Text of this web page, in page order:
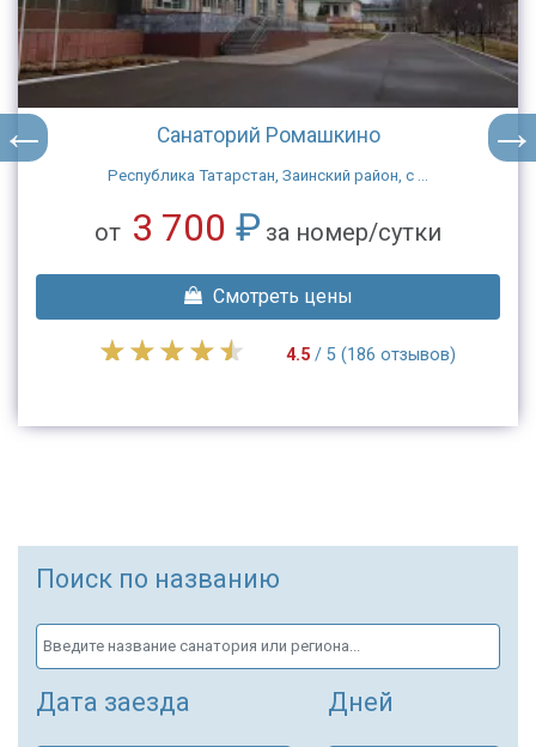
Санаторий Ромашкино
Республика Татарстан, Заинский район, с ...
от 3 700 ₽ за номер/сутки
Смотреть цены
4.5/ 5 (186 отзывов)
Поиск по названию
Дата заезда Дней